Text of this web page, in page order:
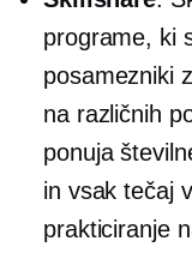
programe, ki
posamezniki
na različnih
ponuja
in vsak tečaj
prakticiranje